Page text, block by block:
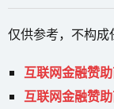
仅供参考，不构成
互联网金融赞
互联网金融赞